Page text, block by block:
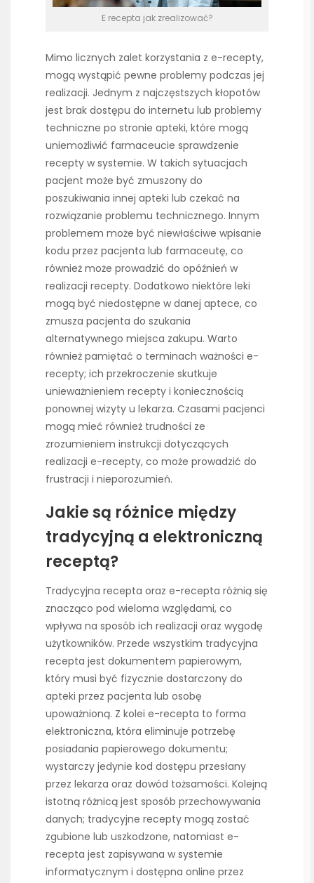
E recepta jak zrealizować?
Mimo licznych zalet korzystania z e-recepty,
mogą wystąpić pewne problemy podczas jej
realizacji. Jednym z najczęstszych kłopotów
jest brak dostępu do internetu lub problemy
techniczne po stronie apteki, które mogą
uniemożliwić farmaceucie sprawdzenie
recepty w systemie. W takich sytuacjach
pacjent może być zmuszony do
poszukiwania innej apteki lub czekać na
rozwiązanie problemu technicznego. Innym
problemem może być niewłaściwe wpisanie
kodu przez pacjenta lub farmaceutę, co
również może prowadzić do opóźnień w
realizacji recepty. Dodatkowo niektóre leki
mogą być niedostępne w danej aptece, co
zmusza pacjenta do szukania
alternatywnego miejsca zakupu. Warto
również pamiętać o terminach ważności e-
recepty; ich przekroczenie skutkuje
unieważnieniem recepty i koniecznością
ponownej wizyty u lekarza. Czasami pacjenci
mogą mieć również trudności ze
zrozumieniem instrukcji dotyczących
realizacji e-recepty, co może prowadzić do
frustracji i nieporozumień.
Jakie są różnice między
tradycyjną a elektroniczną
receptą?
Tradycyjna recepta oraz e-recepta różnią się
znacząco pod wieloma względami, co
wpływa na sposób ich realizacji oraz wygodę
użytkowników. Przede wszystkim tradycyjna
recepta jest dokumentem papierowym,
który musi być fizycznie dostarczony do
apteki przez pacjenta lub osobę
upoważnioną. Z kolei e-recepta to forma
elektroniczna, która eliminuje potrzebę
posiadania papierowego dokumentu;
wystarczy jedynie kod dostępu przesłany
przez lekarza oraz dowód tożsamości. Kolejną
istotną różnicą jest sposób przechowywania
danych; tradycyjne recepty mogą zostać
zgubione lub uszkodzone, natomiast e-
recepta jest zapisywana w systemie
informatycznym i dostępna online przez